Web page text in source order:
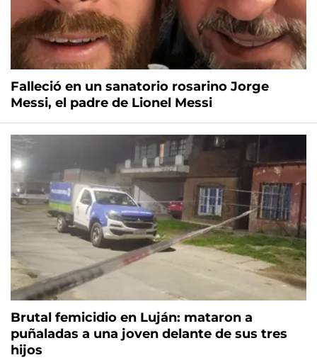
Falleció en un sanatorio rosarino Jorge
Messi, el padre de Lionel Messi
Brutal femicidio en Luján: mataron a
puñaladas a una joven delante de sus tres
hijos